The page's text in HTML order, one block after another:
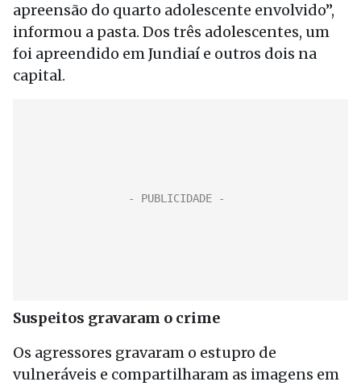
apreensão do quarto adolescente envolvido”,
informou a pasta. Dos três adolescentes, um
foi apreendido em Jundiaí e outros dois na
capital.
Suspeitos gravaram o crime
Os agressores gravaram o estupro de
vulneráveis e compartilharam as imagens em